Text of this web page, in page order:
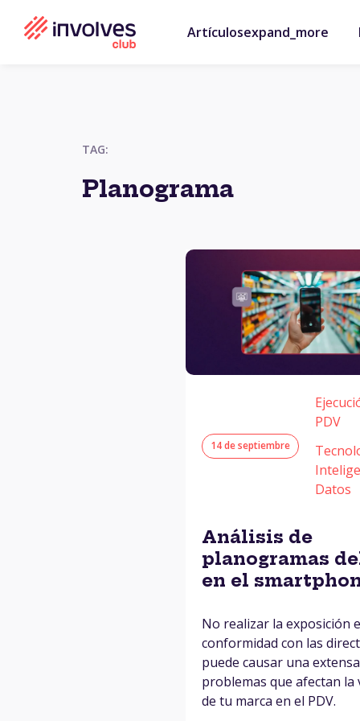
Artículosexpand_more
TAG:
Planograma
14 de septiembre
PDV
Datos
Análisis de
planogramas
en el
No realizar la exposición
conformidad con las
puede causar una
problemas que afectan la
de tu marca en el PDV.